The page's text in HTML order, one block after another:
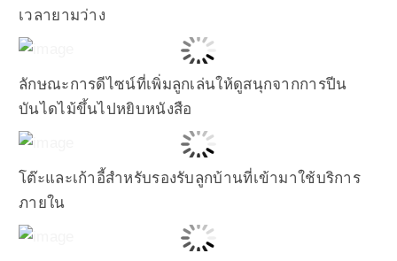
เวลายามว่าง
ลักษณะการดีไซน์ที่เพิ่มลูกเล่นให้ดูสนุกจากการปีน
บันไดไม้ขึ้นไปหยิบหนังสือ
โต๊ะและเก้าอี้สำหรับรองรับลูกบ้านที่เข้ามาใช้บริการ
ภายใน